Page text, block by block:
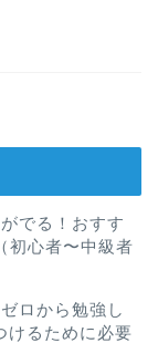
でる！おすす
初心者〜中級者
ロから勉強し
けるために必要